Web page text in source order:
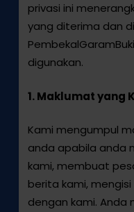
privasi ini
yang diterima dan
digunakan.
1. Maklumat yang
Kami mengumpul
anda apabila anda
kami, membuat
berita kami,
dengan kami. Anda